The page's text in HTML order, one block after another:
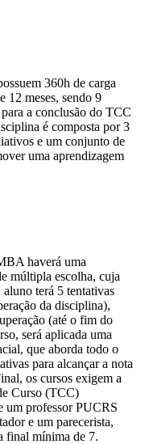
360h de carga
12 meses, sendo 9
a conclusão do TCC
é composta por 3
e um conjunto de
uma aprendizagem
haverá uma
múltipla escolha, cuja
terá 5 tentativas
da disciplina),
(até o fim do
será aplicada uma
que aborda todo o
para alcançar a nota
os cursos exigem a
Curso (TCC)
um professor PUCRS
e um parecerista,
final mínima de 7.